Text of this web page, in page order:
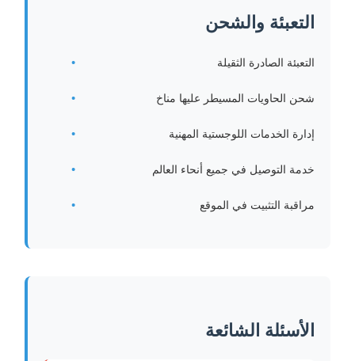
التعبئة والشحن
التعبئة الصادرة الثقيلة
شحن الحاويات المسيطر عليها مناخ
إدارة الخدمات اللوجستية المهنية
خدمة التوصيل في جميع أنحاء العالم
مراقبة التثبيت في الموقع
الأسئلة الشائعة